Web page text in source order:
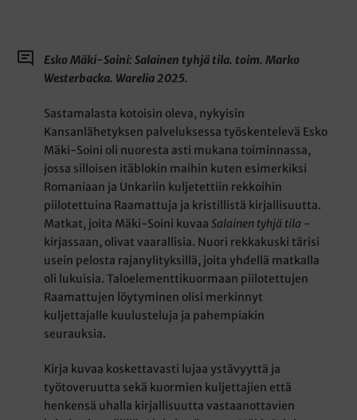
Esko Mäki-Soini: Salainen tyhjä tila. toim. Marko
Westerbacka. Warelia 2025.
Sastamalasta kotoisin oleva, nykyisin
Kansanlähetyksen palveluksessa työskentelevä Esko
Mäki-Soini oli nuoresta asti mukana toiminnassa,
jossa silloisen itäblokin maihin kuten esimerkiksi
Romaniaan ja Unkariin kuljetettiin rekkoihin
piilotettuina Raamattuja ja kristillistä kirjallisuutta.
Matkat, joita Mäki-Soini kuvaaSalainen tyhjä tila -
kirjassaan, olivat vaarallisia. Nuori rekkakuski tärisi
usein pelosta rajanylityksillä, joita yhdellä matkalla
oli lukuisia. Taloelementtikuormaan piilotettujen
Raamattujen löytyminen olisi merkinnyt
kuljettajalle kuulusteluja ja pahempiakin
seurauksia.
Kirja kuvaa koskettavasti lujaa ystävyyttä ja
työtoveruutta sekä kuormien kuljettajien että
henkensä uhalla kirjallisuutta vastaanottavien